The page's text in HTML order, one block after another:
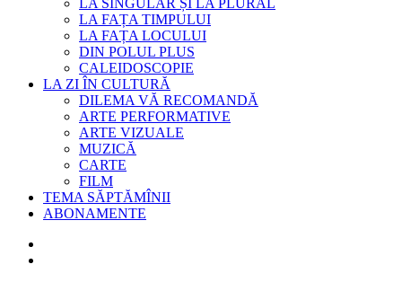
LA SINGULAR ȘI LA PLURAL
LA FAȚA TIMPULUI
LA FAȚA LOCULUI
DIN POLUL PLUS
CALEIDOSCOPIE
LA ZI ÎN CULTURĂ
DILEMA VĂ RECOMANDĂ
ARTE PERFORMATIVE
ARTE VIZUALE
MUZICĂ
CARTE
FILM
TEMA SĂPTĂMÎNII
ABONAMENTE